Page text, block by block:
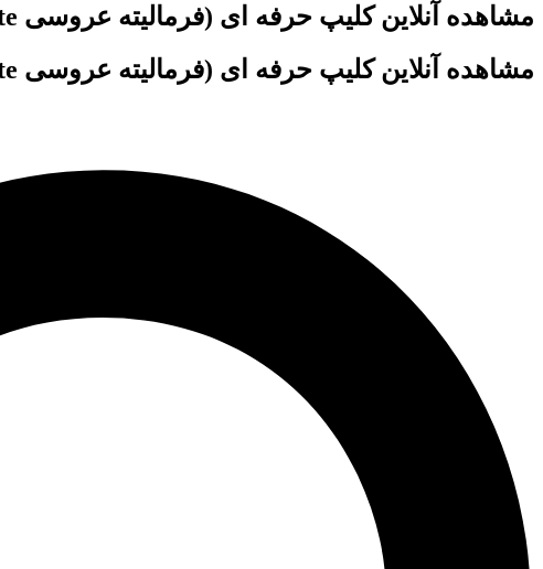
مشاهده آنلاین کلیپ حرفه ای (فرمالیته عروسی Formalite)
مشاهده آنلاین کلیپ حرفه ای (فرمالیته عروسی Formalite)